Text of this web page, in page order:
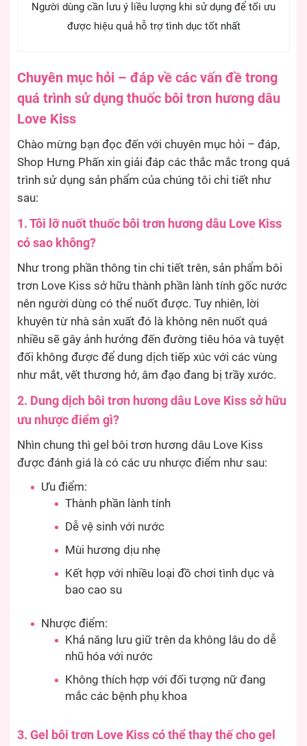
Người dùng cần lưu ý liều lượng khi sử dụng để tối ưu
được hiệu quả hỗ trợ tình dục tốt nhất
Chuyên mục hỏi – đáp về các vấn đề trong
quá trình sử dụng thuốc bôi trơn hương dâu
Love Kiss
Chào mừng bạn đọc đến với chuyên mục hỏi – đáp,
Shop Hưng Phấn xin giải đáp các thắc mắc trong quá
trình sử dụng sản phẩm của chúng tôi chi tiết như
sau:
1. Tôi lỡ nuốt thuốc bôi trơn hương dâu Love Kiss
có sao không?
Như trong phần thông tin chi tiết trên, sản phẩm bôi
trơn Love Kiss sở hữu thành phần lành tính gốc nước
nên người dùng có thể nuốt được. Tuy nhiên, lời
khuyên từ nhà sản xuất đó là không nên nuốt quá
nhiều sẽ gây ảnh hưởng đến đường tiêu hóa và tuyệt
đối không được để dung dịch tiếp xúc với các vùng
như mắt, vết thương hở, âm đạo đang bị trầy xước.
2. Dung dịch bôi trơn hương dâu Love Kiss sở hữu
ưu nhược điểm gì?
Nhìn chung thì gel bôi trơn hương dâu Love Kiss
được đánh giá là có các ưu nhược điểm như sau:
Ưu điểm:
Thành phần lành tính
Dễ vệ sinh với nước
Mùi hương dịu nhẹ
Kết hợp với nhiều loại đồ chơi tình dục và
bao cao su
Nhược điểm:
Khả năng lưu giữ trên da không lâu do dễ
nhũ hóa với nước
Không thích hợp với đối tượng nữ đang
mắc các bệnh phụ khoa
3. Gel bôi trơn Love Kiss có thể thay thế cho gel